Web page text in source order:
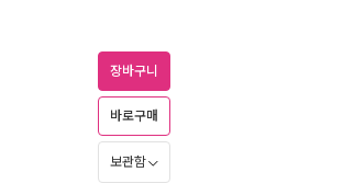
장바구니
바로구매
보관함